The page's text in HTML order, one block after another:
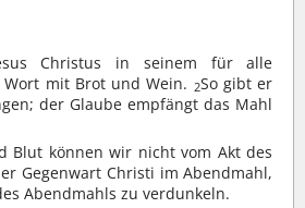
Christus in seinem für alle
mit Brot und Wein. 2So gibt er
der Glaube empfängt das Mahl
Blut können wir nicht vom Akt des
Gegenwart Christi im Abendmahl,
Abendmahls zu verdunkeln.